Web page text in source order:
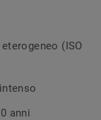
(ISO
anni